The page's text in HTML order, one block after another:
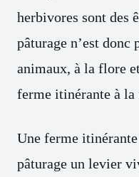
herbivores sont des
pâturage n’est
animaux, à la flore
ferme itinérante à
Une ferme
pâturage un levier